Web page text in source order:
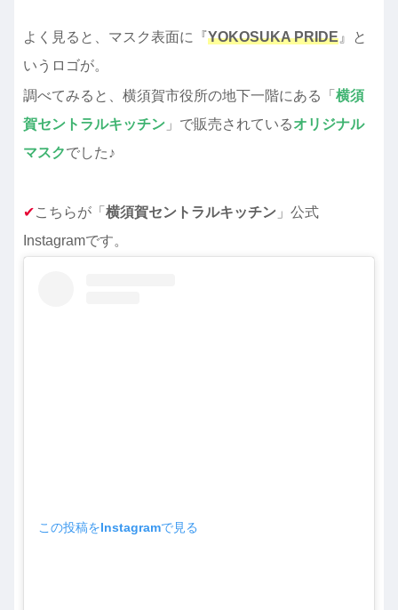
よく見ると、マスク表面に『 YOKOSUKA PRIDE』と
いうロゴが。
調べてみると、横須賀市役所の地下一階にある「 横須
賀セントラルキッチン 」で販売されているオリジナル
マスクでした♪
✔︎こちらが「 横須賀セントラルキッチン 」公式
Instagramです。
この投稿をInstagramで見る